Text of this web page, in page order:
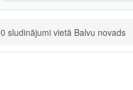
0 sludinājumi vietā Balvu novads